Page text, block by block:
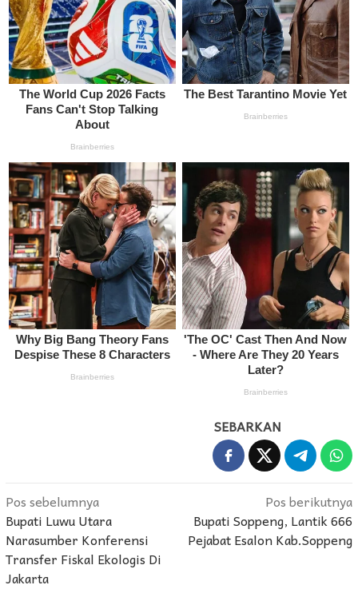
SEBARKAN
Navigasi
pos
Pos sebelumnya
Bupati Luwu Utara
Narasumber Konferensi
Transfer Fiskal Ekologis Di
Jakarta
Pos berikutnya
Bupati Soppeng, Lantik 666
Pejabat Esalon Kab.Soppeng